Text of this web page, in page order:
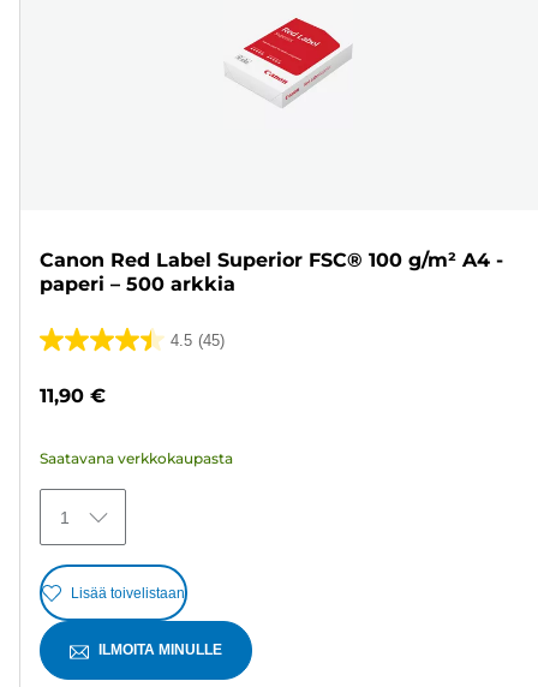
Canon Red Label Superior FSC® 100 g/m² A4 -
paperi – 500 arkkia
4.5 (45)
4.5/5
45
11,90 €
Saatavana verkkokaupasta
1
Lisää toivelistaan
ILMOITA MINULLE